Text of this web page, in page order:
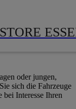
Lexus
oder jungen,
sich die Fahrzeuge
Interesse Ihren